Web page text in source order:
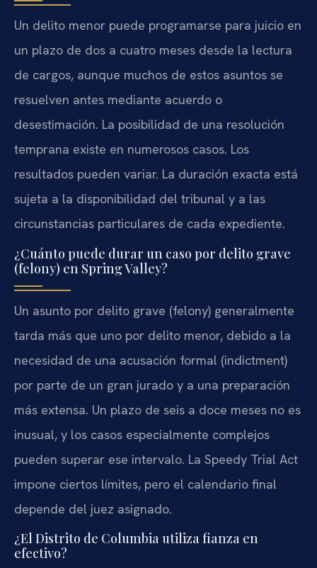
Un delito menor puede programarse para juicio en
un plazo de dos a cuatro meses desde la lectura
de cargos, aunque muchos de estos asuntos se
resuelven antes mediante acuerdo o
desestimación. La posibilidad de una resolución
temprana existe en numerosos casos. Los
resultados pueden variar. La duración exacta está
sujeta a la disponibilidad del tribunal y a las
circunstancias particulares de cada expediente.
¿Cuánto puede durar un caso por delito grave
(felony) en Spring Valley?
Un asunto por delito grave (felony) generalmente
tarda más que uno por delito menor, debido a la
necesidad de una acusación formal (indictment)
por parte de un gran jurado y a una preparación
más extensa. Un plazo de seis a doce meses no es
inusual, y los casos especialmente complejos
pueden superar ese intervalo. La Speedy Trial Act
impone ciertos límites, pero el calendario final
depende del juez asignado.
¿El Distrito de Columbia utiliza fianza en
efectivo?